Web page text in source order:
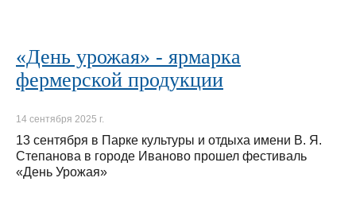
«День урожая» - ярмарка
фермерской продукции
14 сентября 2025 г.
13 сентября в Парке культуры и отдыха имени В. Я.
Степанова в городе Иваново прошел фестиваль
«День Урожая»